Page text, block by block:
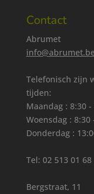
Contact
Abrumet
Telefonisch zijn
tijden:
Maandag : 8:30
Woensdag :
Donderdag :
Tel: 02 513 01 68
Bergstraat, 11